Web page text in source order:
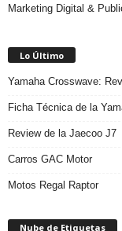
Marketing Digital &
Lo Último
Yamaha Crosswave:
Ficha Técnica de la
Review de la Jaecoo J7
Carros GAC Motor
Motos Regal Raptor
Nube de Etiquetas